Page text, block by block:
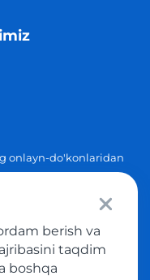
onlayn-do'konlaridan
shartlari
berish va
taqdim
boshqa